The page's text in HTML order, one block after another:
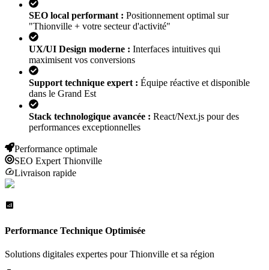
SEO local performant : Positionnement optimal sur
"Thionville + votre secteur d'activité"
UX/UI Design moderne : Interfaces intuitives qui
maximisent vos conversions
Support technique expert : Équipe réactive et disponible
dans le Grand Est
Stack technologique avancée : React/Next.js pour des
performances exceptionnelles
Performance optimale
SEO Expert Thionville
Livraison rapide
Performance Technique Optimisée
Solutions digitales expertes pourThionville et sa région